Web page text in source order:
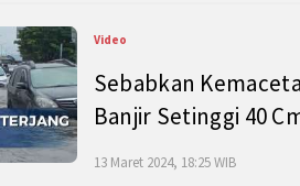
Video
Sebabkan
Banjir Setinggi 40
13 Maret 2024, 18:25 WIB